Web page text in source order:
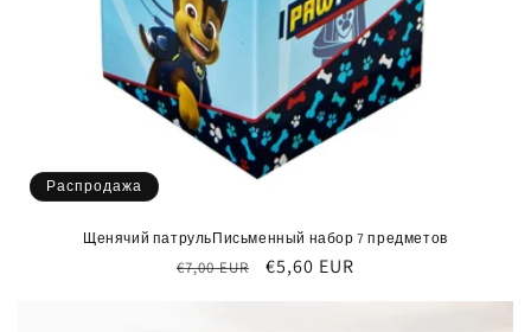
Распродажа
Щенячий патрульПисьменный набор 7 предметов
Обычная
€7,00 EUR
Цена
€5,60 EUR